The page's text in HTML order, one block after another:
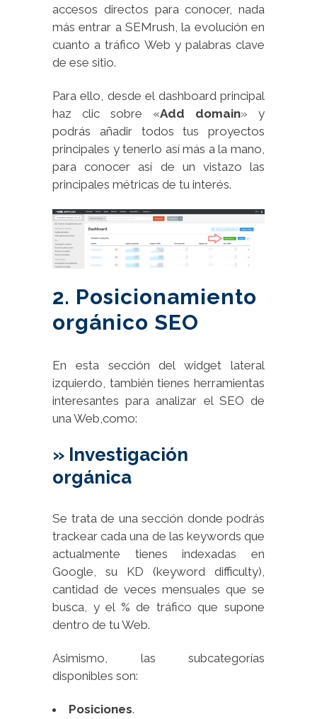
accesos directos para conocer, nada
más entrar a SEMrush, la evolución en
cuanto a tráfico Web y palabras clave
de ese sitio.
Para ello, desde el dashboard principal
haz clic sobre «Add domain» y
podrás añadir todos tus proyectos
principales y tenerlo así más a la mano,
para conocer así de un vistazo las
principales métricas de tu interés.
2. Posicionamiento
orgánico SEO
En esta sección del widget lateral
izquierdo, también tienes herramientas
interesantes para analizar el SEO de
una Web,como:
» Investigación
orgánica
Se trata de una sección donde podrás
trackear cada una de las keywords que
actualmente tienes indexadas en
Google, su KD (keyword difficulty),
cantidad de veces mensuales que se
busca, y el % de tráfico que supone
dentro de tu Web.
Asimismo, las subcategorías
disponibles son:
Posiciones.